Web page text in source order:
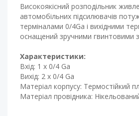
Високоякісний розподільник
автомобільних підсилювачів
терміналами 0/4Ga і вихідними
оснащений зручними гвинтовими
Характеристики:
Вхід: 1 x 0/4 Ga
Вихід: 2 x 0/4 Ga
Матеріал корпусу: Термостійкий
Матеріал провідника: